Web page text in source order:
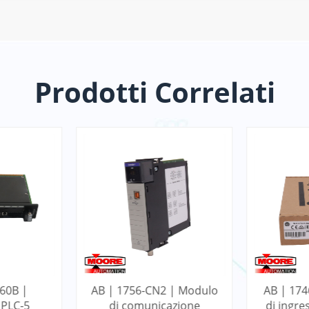
Prodotti Correlati
Modulo
AB | 1746-NI4 | Modulo
di ingresso analogico a
AB |
Modulo